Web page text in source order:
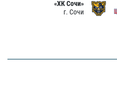
«ХК Сочи»
г. Сочи